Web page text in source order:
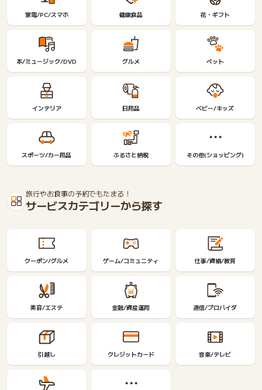
家電/PC/スマホ 健康食品 花・ギフト
本/ミュージック/DVD グルメ ペット
インテリア 日用品 ベビー/キッズ
スポーツ/カー用品 ふるさと納税 その他(ショッピング)
旅行やお食事の予約でもたまる！
サービスカテゴリーから探す
クーポン/グルメ ゲーム/コミュニティ 仕事/資格/教育
美容/エステ 金融/資産運用 通信/プロバイダ
引越し クレジットカード 音楽/テレビ